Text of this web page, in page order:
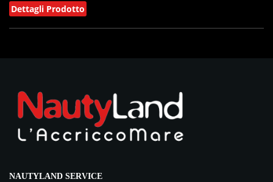
Dettagli Prodotto
NAUTYLAND SERVICE